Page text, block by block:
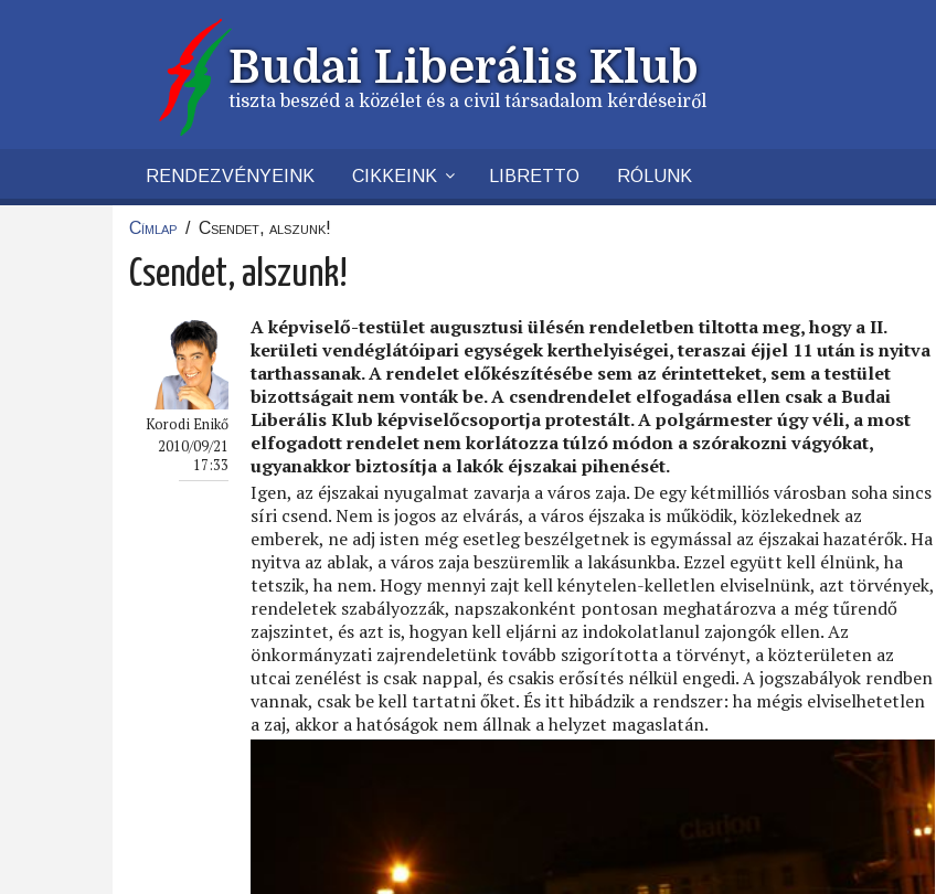
Budai Liberális Klub
tiszta beszéd a közélet és a civil társadalom kérdéseiről
RENDEZVÉNYEINK CIKKEINK LIBRETTO RÓLUNK
Címlap / Csendet, alszunk!
Csendet, alszunk!
Korodi Enikő
2010/09/21
17:33
A képviselő-testület augusztusi ülésén rendeletben tiltotta meg, hogy a II.
kerületi vendéglátóipari egységek kerthelyiségei, teraszai éjjel 11 után is nyitva
tarthassanak. A rendelet előkészítésébe sem az érintetteket, sem a testület
bizottságait nem vonták be. A csendrendelet elfogadása ellen csak a Budai
Liberális Klub képviselőcsoportja protestált. A polgármester úgy véli, a most
elfogadott rendelet nem korlátozza túlzó módon a szórakozni vágyókat,
ugyanakkor biztosítja a lakók éjszakai pihenését.
Igen, az éjszakai nyugalmat zavarja a város zaja. De egy kétmilliós városban soha sincs
síri csend. Nem is jogos az elvárás, a város éjszaka is működik, közlekednek az
emberek, ne adj isten még esetleg beszélgetnek is egymással az éjszakai hazatérők. Ha
nyitva az ablak, a város zaja beszüremlik a lakásunkba. Ezzel együtt kell élnünk, ha
tetszik, ha nem. Hogy mennyi zajt kell kénytelen-kelletlen elviselnünk, azt törvények,
rendeletek szabályozzák, napszakonként pontosan meghatározva a még tűrendő
zajszintet, és azt is, hogyan kell eljárni az indokolatlanul zajongók ellen. Az
önkormányzati zajrendeletünk tovább szigorította a törvényt, a közterületen az
utcai zenélést is csak nappal, és csakis erősítés nélkül engedi. A jogszabályok rendben
vannak, csak be kell tartatni őket. És itt hibádzik a rendszer: ha mégis elviselhetetlen
a zaj, akkor a hatóságok nem állnak a helyzet magaslatán.